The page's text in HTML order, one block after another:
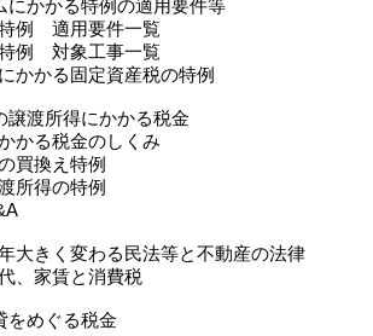
にかかる特例の適用要件等
例 適用要件一覧
例 対象工事一覧
かる固定資産税の特例
譲渡所得にかかる税金
る税金のしくみ
買換え特例
所得の特例
く変わる民法等と不動産の法律
賃と消費税
をめぐる税金